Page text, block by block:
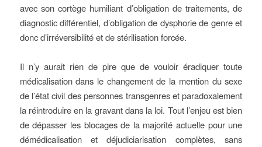
avec son cortège humiliant d’obligation de traitements, de
diagnostic différentiel, d’obligation de dysphorie de genre et
donc d’irréversibilité et de stérilisation forcée.
Il n’y aurait rien de pire que de vouloir éradiquer toute
médicalisation dans le changement de la mention du sexe
de l’état civil des personnes transgenres et paradoxalement
la réintroduire en la gravant dans la loi. Tout l’enjeu est bien
de dépasser les blocages de la majorité actuelle pour une
démédicalisation et déjudiciarisation complètes, sans